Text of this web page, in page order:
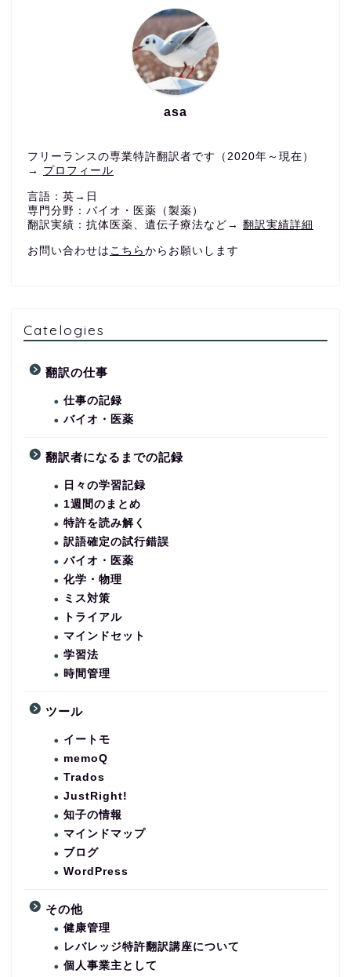
asa
フリーランスの専業特許翻訳者です（2020年～現在）
→ プロフィール
言語：英→日
専門分野：バイオ・医薬（製薬）
翻訳実績：抗体医薬、遺伝子療法など→ 翻訳実績詳細
お問い合わせは こちら からお願いします
Catelogies
翻訳の仕事
仕事の記録
バイオ・医薬
翻訳者になるまでの記録
日々の学習記録
1週間のまとめ
特許を読み解く
訳語確定の試行錯誤
バイオ・医薬
化学・物理
ミス対策
トライアル
マインドセット
学習法
時間管理
ツール
イートモ
memoQ
Trados
JustRight!
知子の情報
マインドマップ
ブログ
WordPress
その他
健康管理
レバレッジ特許翻訳講座について
個人事業主として